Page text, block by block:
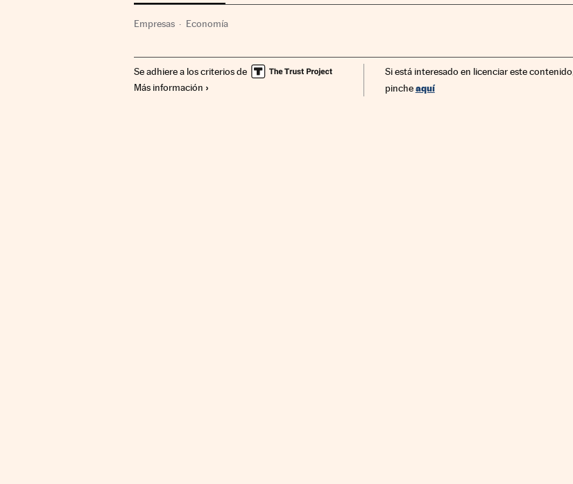
Empresas Economía
Se adhiere a los criterios de
Más información
Si está interesado en licenciar este contenido,
pincheaquí